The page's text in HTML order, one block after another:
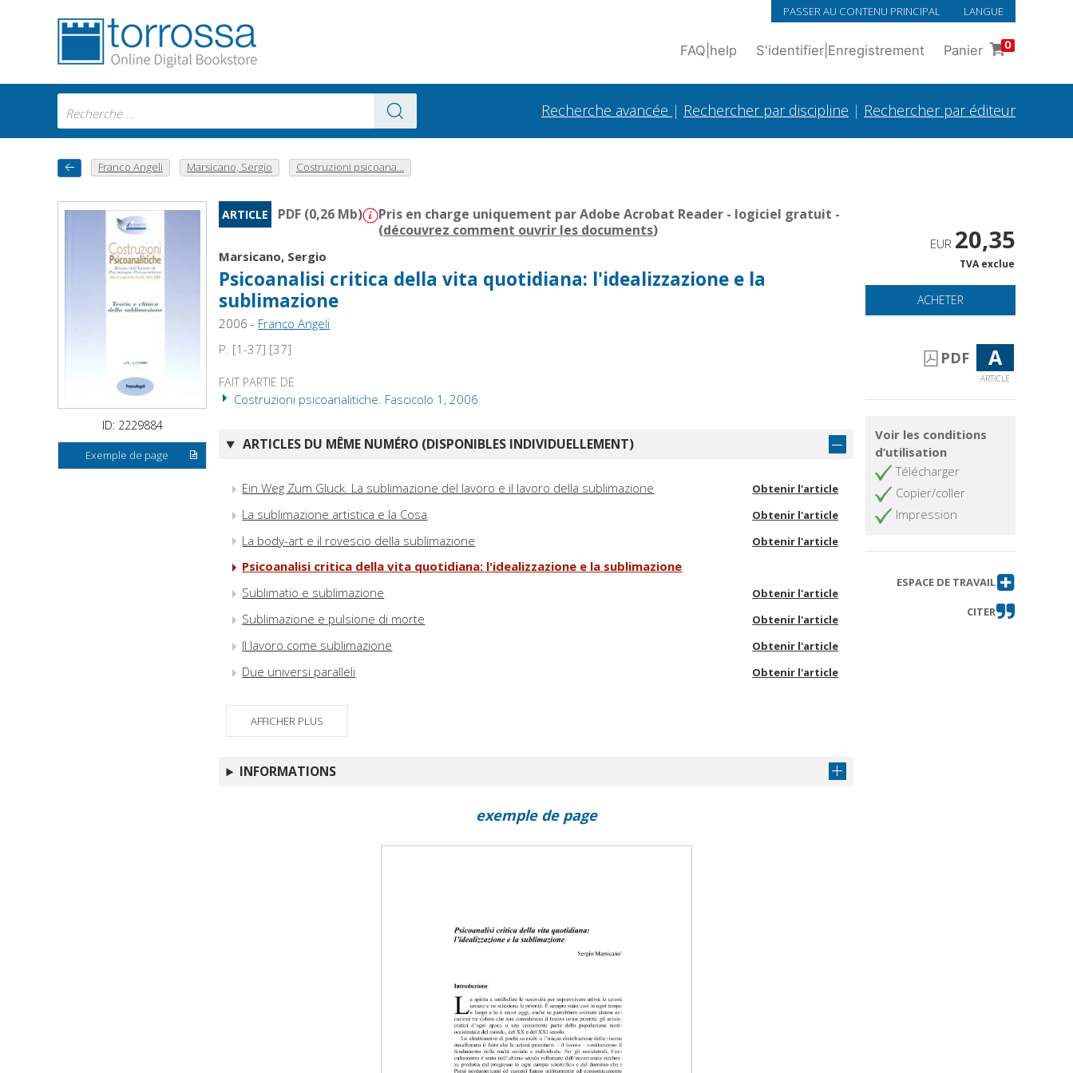
PASSER AU CONTENU PRINCIPAL LANGUE
FAQ help S'identifier Enregistrement Panier 0
Recherche avancée | Rechercher par discipline | Rechercher par éditeur
Franco Angeli Marsicano, Sergio Costruzioni psicoana...
ID: 2229884
Exemple de page
ARTICLE PDF (0,26 Mb)
Pris en charge uniquement par Adobe Acrobat Reader - logiciel gratuit -
(découvrez comment ouvrir les documents)
Marsicano, Sergio
Psicoanalisi critica della vita quotidiana: l'idealizzazione e la
sublimazione
2006 - Franco Angeli
P. [1-37] [37]
FAIT PARTIE DE
Costruzioni psicoanalitiche. Fascicolo 1, 2006
ARTICLES DU MÊME NUMÉRO (DISPONIBLES INDIVIDUELLEMENT)
Ein Weg Zum Gluck. La sublimazione del lavoro e il lavoro della sublimazione Obtenir l'article
La sublimazione artistica e la Cosa Obtenir l'article
La body-art e il rovescio della sublimazione Obtenir l'article
Psicoanalisi critica della vita quotidiana: l'idealizzazione e la sublimazione
Sublimatio e sublimazione
Obtenir l'article
Sublimazione e pulsione di morte Obtenir l'article
Il lavoro come sublimazione Obtenir l'article
Due universi paralleli Obtenir l'article
AFFICHER PLUS
INFORMATIONS
EUR 20,35
TVA exclue
ACHETER
PDF A
ARTICLE
Voir les conditions
d’utilisation
Télécharger
Copier/coller
Impression
ESPACE DE TRAVAIL
CITER
exemple de page